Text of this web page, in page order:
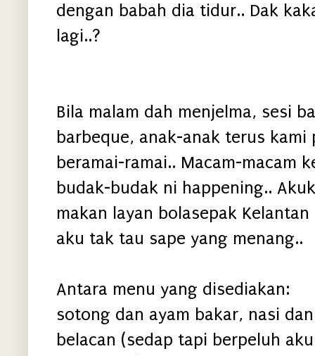
dengan babah dia tidur.. Dak
lagi..?
Bila malam dah menjelma, sesi
barbeque, anak-anak terus
beramai-ramai.. Macam-macam
budak-budak ni happening..
makan layan bolasepak
aku tak tau sape yang menang..
Antara menu yang disediakan:
sotong dan ayam bakar, nasi
belacan (sedap tapi berpeluh